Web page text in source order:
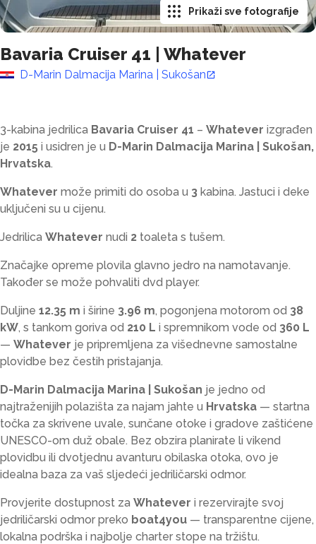
Bavaria Cruiser 41 Whatever
D-Marin Dalmacija Marina | Sukošan
Prikaži sve fotografije
3-kabina jedrilica Bavaria Cruiser 41 – Whatever izgrađen
je 2015 i usidren je u D-Marin Dalmacija Marina | Sukošan,
Hrvatska.
Whatever može primiti do osoba u 3 kabina. Jastuci i deke
uključeni su u cijenu.
Jedrilica Whatever nudi 2 toaleta s tušem.
Značajke opreme plovila glavno jedro na namotavanje.
Također se može pohvaliti dvd player.
Duljine 12.35 m i širine 3.96 m, pogonjena motorom od 38
kW, s tankom goriva od 210 L i spremnikom vode od 360 L
— Whatever je pripremljena za višednevne samostalne
plovidbe bez čestih pristajanja.
D-Marin Dalmacija Marina | Sukošan je jedno od
najtraženijih polazišta za najam jahte u Hrvatska — startna
točka za skrivene uvale, sunčane otoke i gradove zaštićene
UNESCO-om duž obale. Bez obzira planirate li vikend
plovidbu ili dvotjednu avanturu obilaska otoka, ovo je
idealna baza za vaš sljedeći jedriličarski odmor.
Provjerite dostupnost za Whatever i rezervirajte svoj
jedriličarski odmor preko boat4you — transparentne cijene,
lokalna podrška i najbolje charter stope na tržištu.